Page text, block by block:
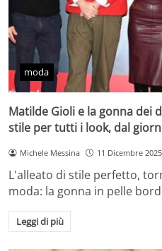
moda
Matilde Gioli e la gonna dei
stile per tutti i look, dal
Michele Messina 11 Dicembre 2025
L'alleato di stile perfetto,
moda: la gonna in pelle
Leggi di più